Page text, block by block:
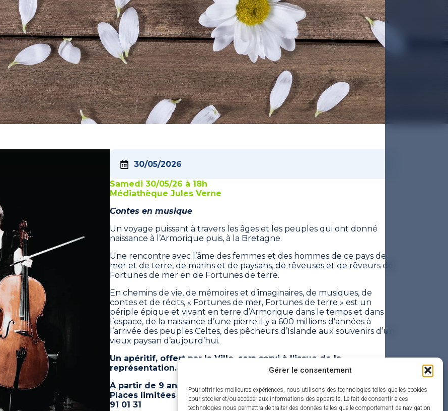
Gérer le consentement
Pour offrir les meilleures expériences, nous utilisons des technologies telles que les cookies
pour stocker et/ou accéder aux informations des appareils. Le fait de consentir à ces
technologies nous permettra de traiter des données telles que le comportement de navigation
30/05/2026
Samedi 30/05/26 à 18h
Médiathèque Jules Verne
Contes en musique
Un voyage puissant à travers les âges et les peuples qui ont donné
naissance à l’Armorique puis, à la Bretagne.
Une rencontre avec l’âme des femmes et des hommes de ce pays de
mer et de terre, de marins et de paysans, de rêveuses et de rêveurs de
Fortunes de mer en de Fortunes de terre.
En chemins de vie, de mémoires et d’imaginaires, de musiques, de
contes et de récits, « Fortunes de mer, Fortunes de terre » est un
périple épique et vivant en terre d’Armorique dans le temps et dans
l’espace, de la naissance d’une pierre il y a 600 millions d’années à
l’arrivée des peuples Celtes, des pêcheurs d’Islande aux souvenirs d’un
vieux paysan d’aujourd’hui.
Un apéritif, offert par la Ville, sera servi à l’issue de la
représentation.
A partir de 9 ans - Gratuit - 1h15
Places limitées - Inscription auprès de la Médiathèque au 02 40
91 01 31